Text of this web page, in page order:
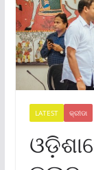
LATEST କ୍ରୀଡା